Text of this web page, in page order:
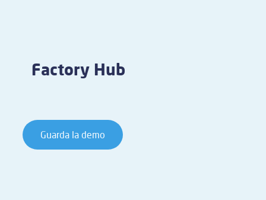
Factory Hub
Guarda la demo